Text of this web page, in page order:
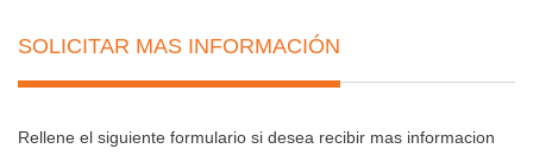
SOLICITAR MAS INFORMACIÓN
Rellene el siguiente formulario si desea recibir mas informacion